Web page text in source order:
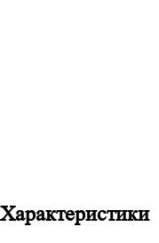
Характеристики